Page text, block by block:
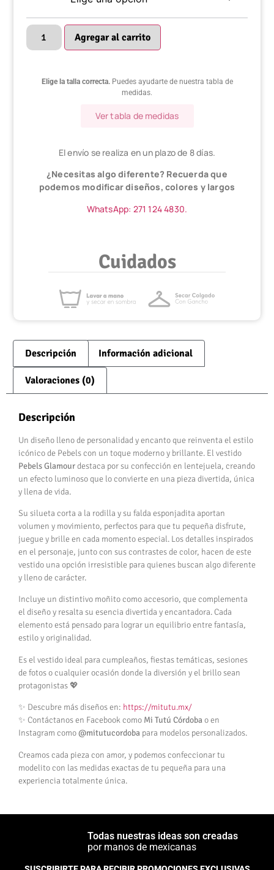
Agregar al carrito
Elige la talla correcta.Puedes ayudarte de nuestra tabla de
medidas.
Ver tabla de medidas
El envío se realiza en un plazo de 8 días.
¿Necesitas algo diferente? Recuerda que
podemos modificar diseños, colores y largos
WhatsApp: 271 124 4830.
Cuidados
Descripción Información adicional
Valoraciones (0)
Descripción
Un diseño lleno de personalidad y encanto que reinventa el estilo
icónico de Pebels con un toque moderno y brillante. El vestido
Pebels Glamourdestaca por su confección en lentejuela, creando
un efecto luminoso que lo convierte en una pieza divertida, única
y llena de vida.
Su silueta corta a la rodilla y su falda esponjadita aportan
volumen y movimiento, perfectos para que tu pequeña disfrute,
juegue y brille en cada momento especial. Los detalles inspirados
en el personaje, junto con sus contrastes de color, hacen de este
vestido una opción irresistible para quienes buscan algo diferente
y lleno de carácter.
Incluye un distintivo moñito como accesorio, que complementa
el diseño y resalta su esencia divertida y encantadora. Cada
elemento está pensado para lograr un equilibrio entre fantasía,
estilo y originalidad.
Es el vestido ideal para cumpleaños, fiestas temáticas, sesiones
de fotos o cualquier ocasión donde la diversión y el brillo sean
protagonistas 💖
✨ Descubre más diseños en: https://mitutu.mx/
✨ Contáctanos en Facebook como Mi Tutú Córdobao en
Instagram como@mitutucordoba para modelos personalizados.
Creamos cada pieza con amor, y podemos confeccionar tu
modelito con las medidas exactas de tu pequeña para una
experiencia totalmente única.
Todas nuestras ideas son creadas
por manos de mexicanas